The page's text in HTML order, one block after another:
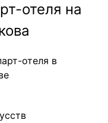
отеля на
отеля в